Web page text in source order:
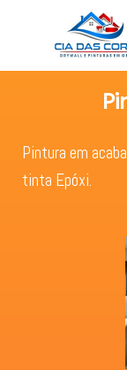
Pintura em
tinta Epóxi.